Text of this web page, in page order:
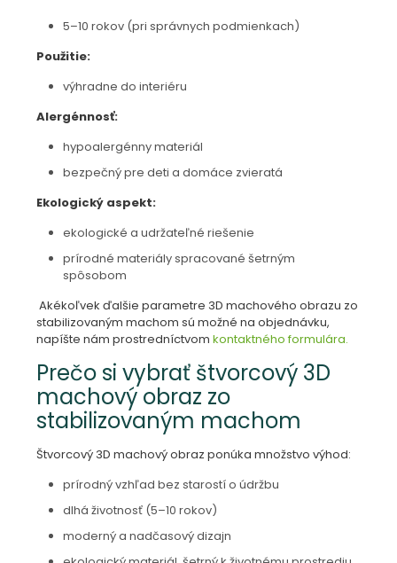
5–10 rokov (pri správnych podmienkach)
Použitie:
výhradne do interiéru
Alergénnosť:
hypoalergénny materiál
bezpečný pre deti a domáce zvieratá
Ekologický aspekt:
ekologické a udržateľné riešenie
prírodné materiály spracované šetrným
spôsobom
Akékoľvek ďalšie parametre 3D machového obrazu zo
stabilizovaným machom sú možné na objednávku,
napíšte nám prostredníctvom kontaktného formulára.
Prečo si vybrať štvorcový 3D
machový obraz zo
stabilizovaným machom
Štvorcový 3D machový obraz ponúka množstvo výhod:
prírodný vzhľad bez starostí o údržbu
dlhá životnosť (5–10 rokov)
moderný a nadčasový dizajn